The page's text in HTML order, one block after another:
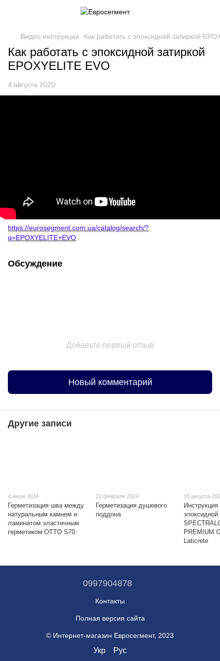
Видео инструкции Как работать с эпоксидной затиркой
Как работать с эпоксидной затиркой
EPOXYELITE EVO
4 августа 2020
https://eurosegment.com.ua/catalog/search/?
q=EPOXYELITE+EVO
Обсуждение
Добавьте первый отзыв
Новый комментарий
Другие записи
4 июля 2024
Герметизация шва между
натуральным камнем и
ламинатом эластичным
герметиком OTTO S70
22 февраля 2024
Герметизация душевого
поддона
15 августа
эпоксидной
PREMIUM
Laticrete
0997904878
Контакты
Полная версия сайта
© Интернет-магазин Евросегмент, 2023
Укр Рус